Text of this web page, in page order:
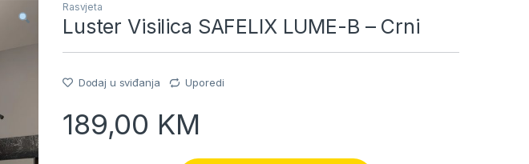
Rasvjeta
Luster Visilica SAFELIX LUME-B – Crni
Dodaj u sviđanja Uporedi
189,00 KM